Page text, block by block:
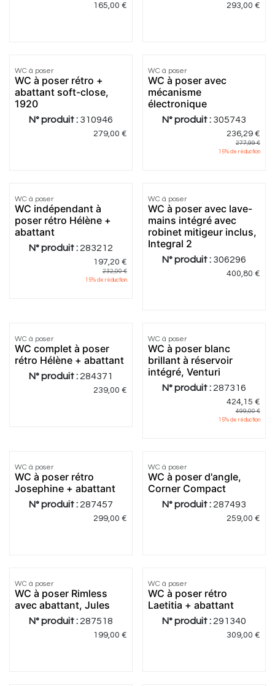
165,00 € 293,00 €
Meilleur
prix
WC à poser
WC à poser rétro +
abattant soft-close,
1920
N° produit : 310946
279,00 €
WC à poser
WC à poser avec
mécanisme
électronique
N° produit : 305743
236,29€
277,99€
15% de réduction
WC à poser
WC indépendant à
poser rétro Hélène +
abattant
N° produit : 283212
197,20 €
232,00€
15% de réduction
Meilleur
prix
WC à poser
WC à poser avec lave-
mains intégré avec
robinet mitigeur inclus,
Integral 2
N° produit : 306296
400,80 €
Meilleur
prix
WC à poser
WC complet à poser
rétro Hélène + abattant
N° produit : 284371
239,00 €
WC à poser
WC à poser blanc
brillant à réservoir
intégré, Venturi
N° produit : 287316
424,15 €
499,00€
15% de réduction
Meilleur
prix
WC à poser
WC à poser rétro
Josephine + abattant
N° produit : 287457
299,00 €
Meilleur
prix
WC à poser
WC à poser d'angle,
Corner Compact
N° produit : 287493
259,00 €
Meilleur
prix
WC à poser
WC à poser Rimless
avec abattant, Jules
N° produit : 287518
199,00 €
Meilleur
prix
WC à poser
WC à poser rétro
Laetitia + abattant
N° produit : 291340
309,00 €